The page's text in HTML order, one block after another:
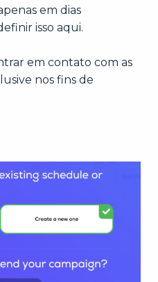
em dias
isso aqui.
em contato com as
nos fins de